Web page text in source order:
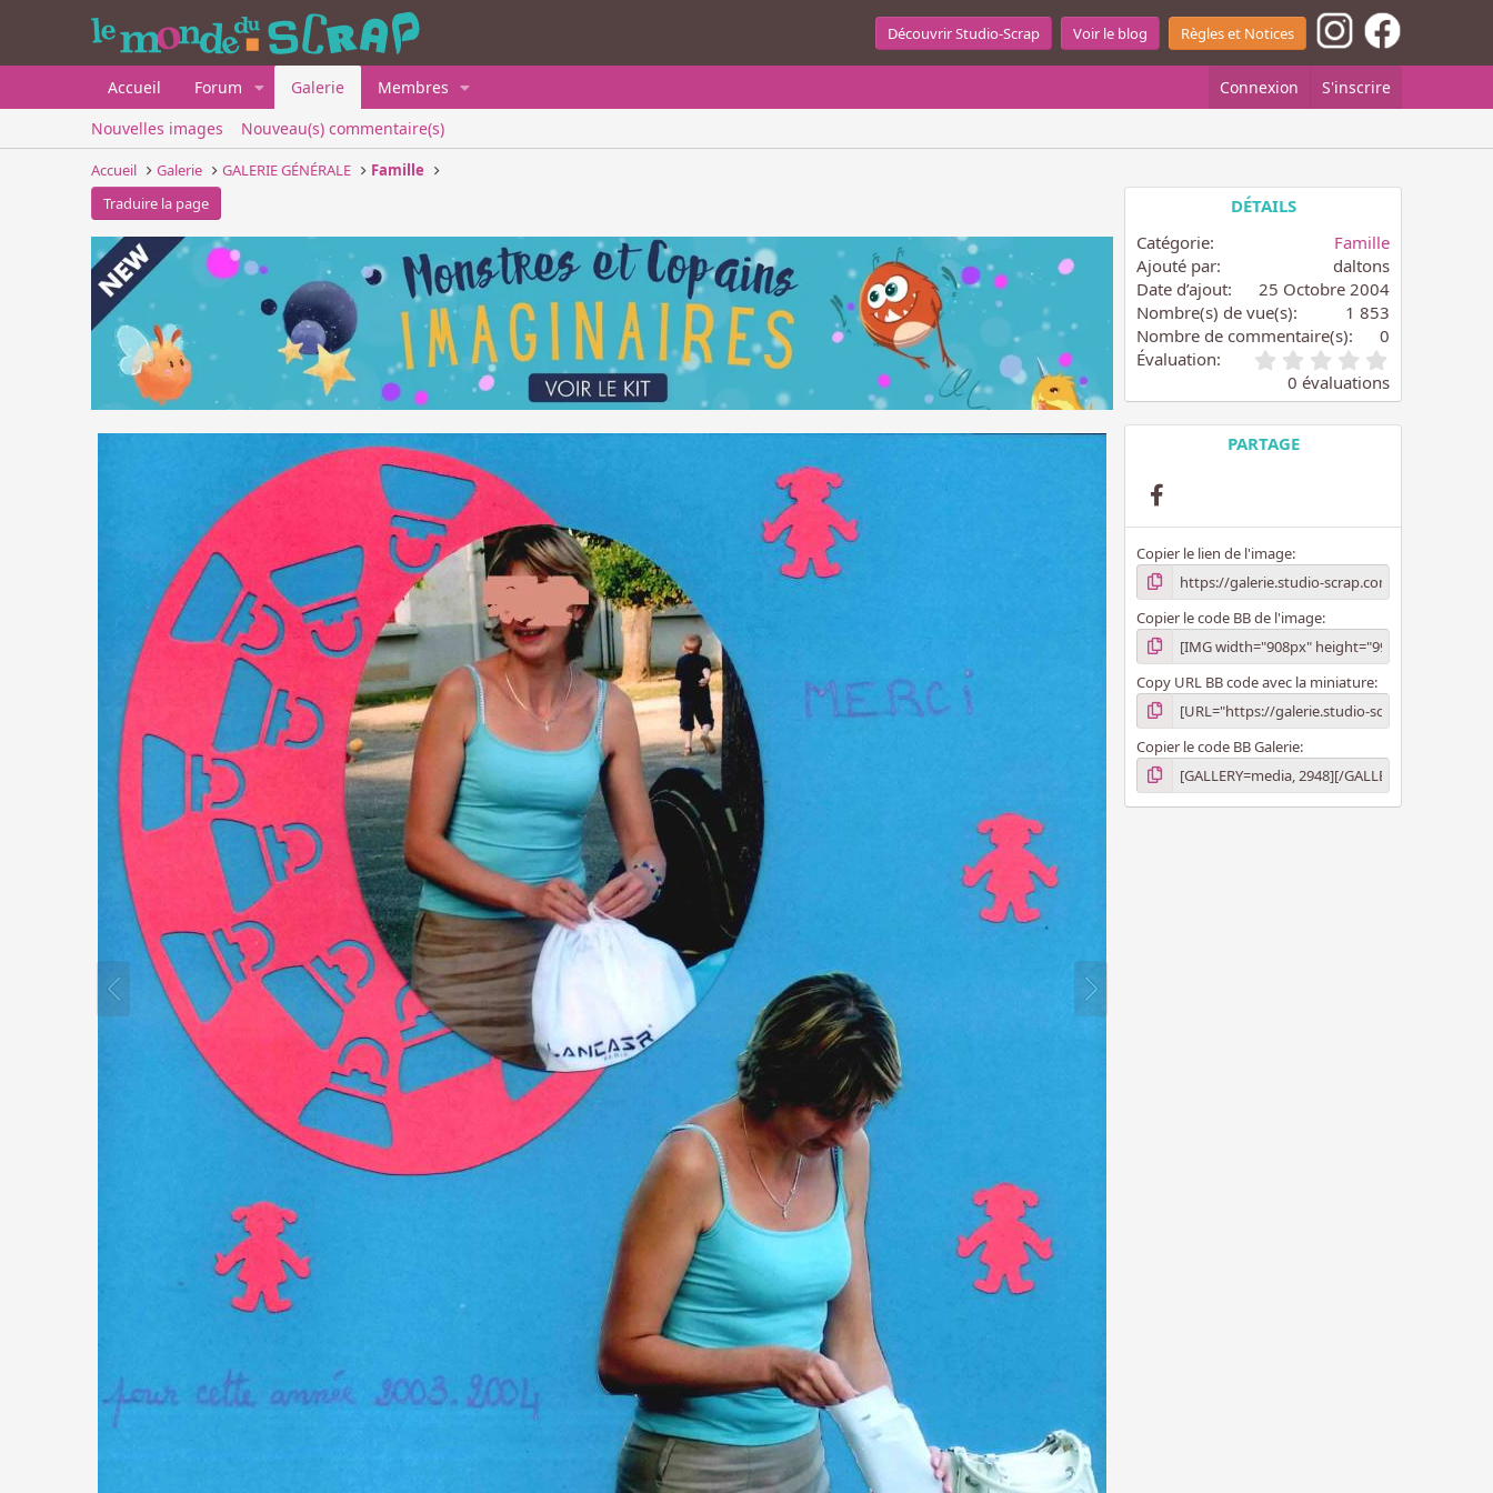
Découvrir Studio-Scrap Voir le blog Règles et Notices
Accueil Forum Galerie Membres Connexion
S'inscrire
Nouvelles images
Nouveau(s) commentaire(s)
Accueil Galerie GALERIE GÉNÉRALE
Famille
Traduire la page
DÉTAILS
Catégorie
Famille
Ajouté par
daltons
Date d’ajout
25 Octobre 2004
Nombre(s) de vue(s)
1 853
Nombre de commentaire(s)
0
Évaluation
.
0
0
)
0 évaluations
PARTAGE
Copier le lien de l'image
Copier le code BB de l'image
Copy URL BB code avec la miniature
Copier le code BB Galerie